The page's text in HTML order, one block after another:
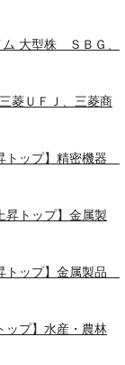
大型株 ＳＢＧ、
菱ＵＦＪ、三菱商
トップ】精密機器
トップ】金属製
トップ】金属製品
プ】水産・農林